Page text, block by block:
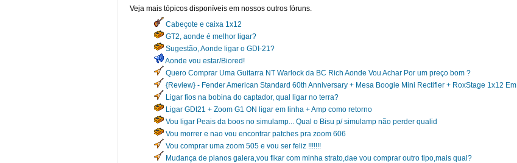
Veja mais tópicos disponíveis em nossos outros fóruns.
Cabeçote e caixa 1x12
GT2, aonde é melhor ligar?
Sugestão, Aonde ligar o GDI-21?
Aonde vou estar/Biored!
Quero Comprar Uma Guitarra NT Warlock da BC Rich Aonde Vou Achar Por um preço bom ?
{Review} - Fender American Standard 60th Anniversary + Mesa Boogie Mini Rectifier + RoxStage 1x12 Em
Ligar fios na bobina do captador, qual ligar no terra?
Ligar GDI21 + Zoom G1 ON ligar em linha + Amp como retorno
Vou ligar Peais da boos no simulamp... Qual o Bisu p/ simulamp não perder qualid
Vou morrer e nao vou encontrar patches pra zoom 606
Vou comprar uma zoom 505 e vou ser feliz !!!!!!!
Mudança de planos galera,vou fikar com minha strato,dae vou comprar outro tipo,mais qual?